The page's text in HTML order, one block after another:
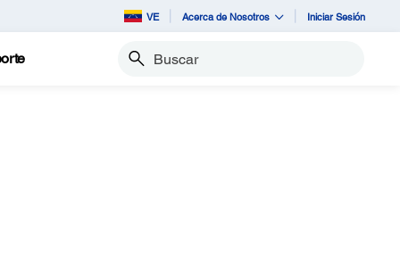
VE Acerca de Nosotros Iniciar Sesión
Buscar